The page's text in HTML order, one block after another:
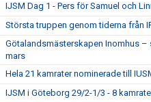
IJSM Dag 1 - Pers för Samuel och
Största truppen genom tiderna från
Götalandsmästerskapen Inomhus –
mars
Hela 21 kamrater nominerade till
IJSM i Göteborg 29/2-1/3 - 8